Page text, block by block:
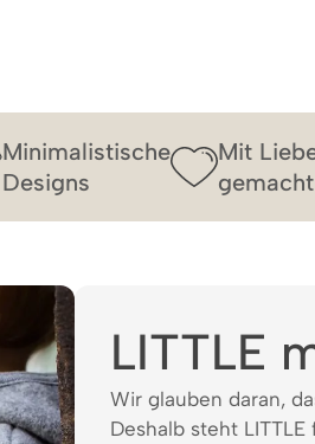
Minimalistische
Designs
Mit
gemacht
LITTLE
Wir glauben daran,
Deshalb steht